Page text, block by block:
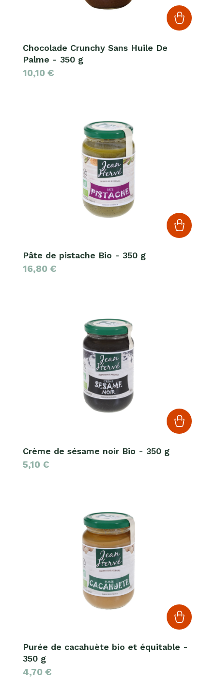
Chocolade Crunchy Sans Huile De
Palme - 350 g
10,10 €
Pâte de pistache Bio - 350 g
16,80 €
Crème de sésame noir Bio - 350 g
5,10 €
Purée de cacahuète bio et équitable -
350 g
4,70 €